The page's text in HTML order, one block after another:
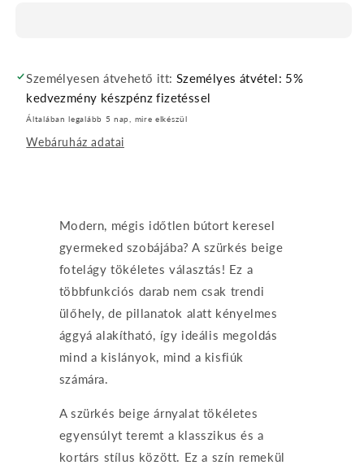
Személyesen átvehető itt: Személyes átvétel: 5%
kedvezmény készpénz fizetéssel
Általában legalább 5 nap, mire elkészül
Webáruház adatai
Modern, mégis időtlen bútort keresel
gyermeked szobájába? A szürkés beige
fotelágy tökéletes választás! Ez a
többfunkciós darab nem csak trendi
ülőhely, de pillanatok alatt kényelmes
ággyá alakítható, így ideális megoldás
mind a kislányok, mind a kisfiúk
számára.
A szürkés beige árnyalat tökéletes
egyensúlyt teremt a klasszikus és a
kortárs stílus között. Ez a szín remekül